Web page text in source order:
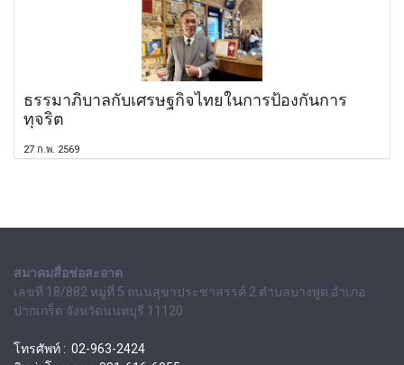
ธรรมาภิบาลกับเศรษฐกิจไทยในการป้องกันการ
ทุจริต
27 ก.พ. 2569
สมาคมสื่อช่อสะอาด
เลขที่ 18/882 หมู่ที่ 5 ถนนสุขาประชาสรรค์ 2 ตำบลบางพูด อำเภอ
ปากเกร็ด จังหวัดนนทบุรี 11120
โทรศัพท์ : 02-963-2424